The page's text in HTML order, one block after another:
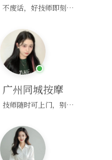
不废话，好技师即刻上门，约！
广州同城按摩
技师随时可上门，别啰嗦，赶紧约！